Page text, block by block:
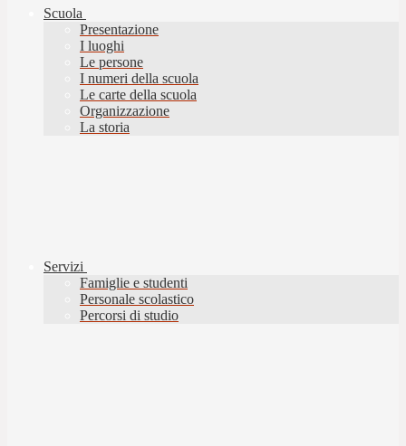
Scuola
Presentazione
I luoghi
Le persone
I numeri della scuola
Le carte della scuola
Organizzazione
La storia
Servizi
Famiglie e studenti
Personale scolastico
Percorsi di studio